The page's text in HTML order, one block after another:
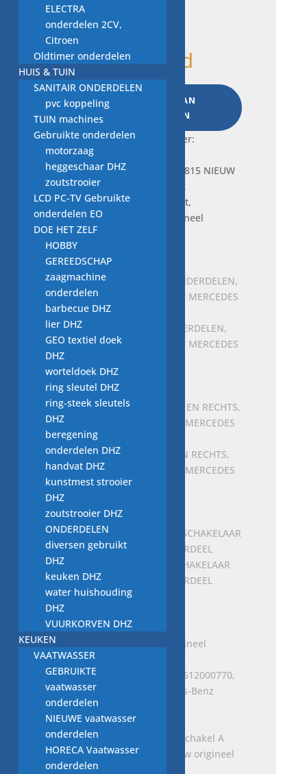
€14,00
1 op voorraad
Thermostaat,
A6422000815
NIEUW
origineel
MERCEDES
BENZ
aantal
TOEVOEGEN AAN
WINKELWAGEN
Frequently bought together:
Je bekijkt nu:Thermostaat,
A6422000815 NIEUW origineel
MERCEDES BENZ
€14,00
SET MET DRUKKNOPONDERDELEN,
A1298603169, NIEUW voor MERCEDES
€9,00
ruitenwisserblad LINKS EN RECHTS,
A9068201000, nieuw voor MERCEDES
BENZ
DEUR INTERIEUR LICHTSCHAKELAAR
7700427640, nieuw ONDERDEEL
€7,00
Spanrol, riemspanner, A6512000770,
NIEUW origineel Mercedes-Benz
€30,00
ELECTRA
onderdelen 2CV,
Citroen
Oldtimer onderdelen
HUIS & TUIN
SANITAIR ONDERDELEN
pvc koppeling
TUIN machines
Gebruikte onderdelen
motorzaag
heggeschaar DHZ
zoutstrooier
LCD PC-TV Gebruikte
onderdelen EO
DOE HET ZELF
HOBBY
GEREEDSCHAP
zaagmachine
onderdelen
barbecue DHZ
lier DHZ
GEO textiel doek
DHZ
worteldoek DHZ
ring sleutel DHZ
ring-steek sleutels
DHZ
beregening
onderdelen DHZ
handvat DHZ
kunstmest strooier
DHZ
zoutstrooier DHZ
ONDERDELEN
diversen gebruikt
DHZ
keuken DHZ
water huishouding
DHZ
VUURKORVEN DHZ
KEUKEN
VAATWASSER
GEBRUIKTE
vaatwasser
onderdelen
NIEUWE vaatwasser
onderdelen
HORECA Vaatwasser
onderdelen